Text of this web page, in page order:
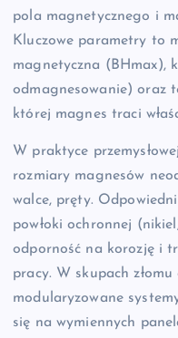
pola magnetycznego i
Kluczowe parametry to
magnetyczna (BHmax),
odmagnesowanie) oraz
której magnes traci
W praktyce
rozmiary magnesów
walce, pręty.
powłoki ochronnej
odporność na korozję i
pracy. W skupach
modularyzowane
się na wymiennych